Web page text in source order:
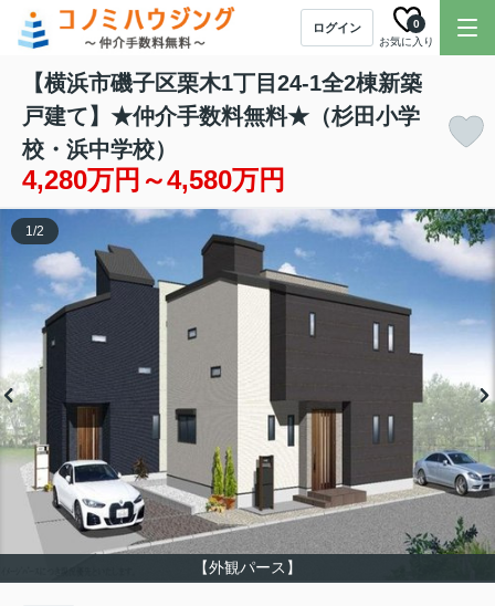
ログイン
お気に入り
0
【横浜市磯子区栗木1丁目24-1全2棟新築
戸建て】★仲介手数料無料★（杉田小学
校・浜中学校）
4,280万円～4,580万円
【外観パース】
1/2